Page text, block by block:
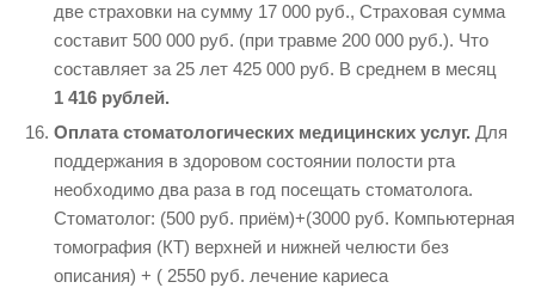
две страховки на сумму 17 000 руб., Страховая сумма
составит 500 000 руб. (при травме 200 000 руб.). Что
составляет за 25 лет 425 000 руб. В среднем в месяц
1 416 рублей.
Оплата стоматологических медицинских услуг. Для
поддержания в здоровом состоянии полости рта
необходимо два раза в год посещать стоматолога.
Стоматолог: (500 руб. приём)+(3000 руб. Компьютерная
томография (КТ) верхней и нижней челюсти без
описания) + ( 2550 руб. лечение кариеса